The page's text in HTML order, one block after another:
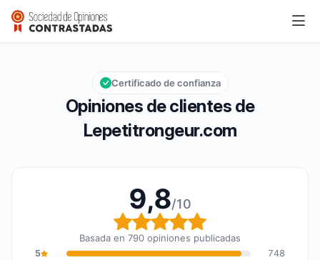
Lepetitrongeur.com
Calificación global: 9,8 de 10
9,8/10
Opiniones de clientes de
Lepetitrongeur.com
Certificado de confianza
9,8/10
Calificación global: 9,8
Basada en 790 opiniones publicadas
5
748